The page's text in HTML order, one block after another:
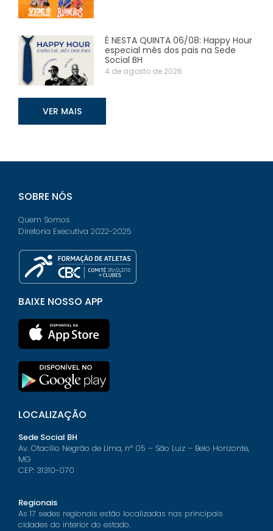
É NESTA QUINTA 06/08: Happy Hour
especial mês dos pais na Sede
Social BH
4 de agosto de 2026
VER MAIS
SOBRE NÓS
Quem Somos
Diretoria Executiva 2022-2025
BAIXE NOSSO APP
LOCALIZAÇÃO
Sede Social BH
Av. Otacílio Negrão de Lima, nº 05 – São Luiz – Belo Horizonte,
MG
CEP: 31310-070
Regionais
As 17 sedes regionais estão localizadas nas principais
cidades do interior do estado.